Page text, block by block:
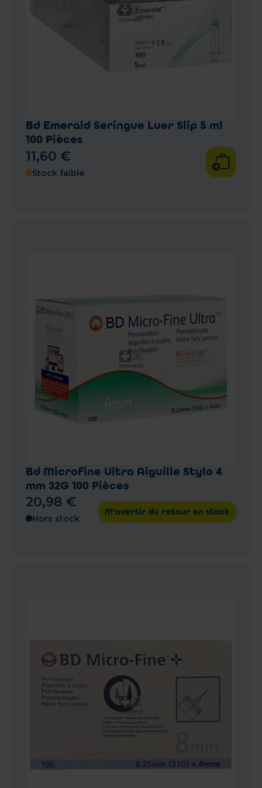
Bd Emerald Seringue Luer Slip 5 ml
100 Pièces
11,60 €
Stock faible
Bd Microfine Ultra Aiguille Stylo 4
mm 32G 100 Pièces
20,98 €
Hors stock
M'avertir du retour en stock